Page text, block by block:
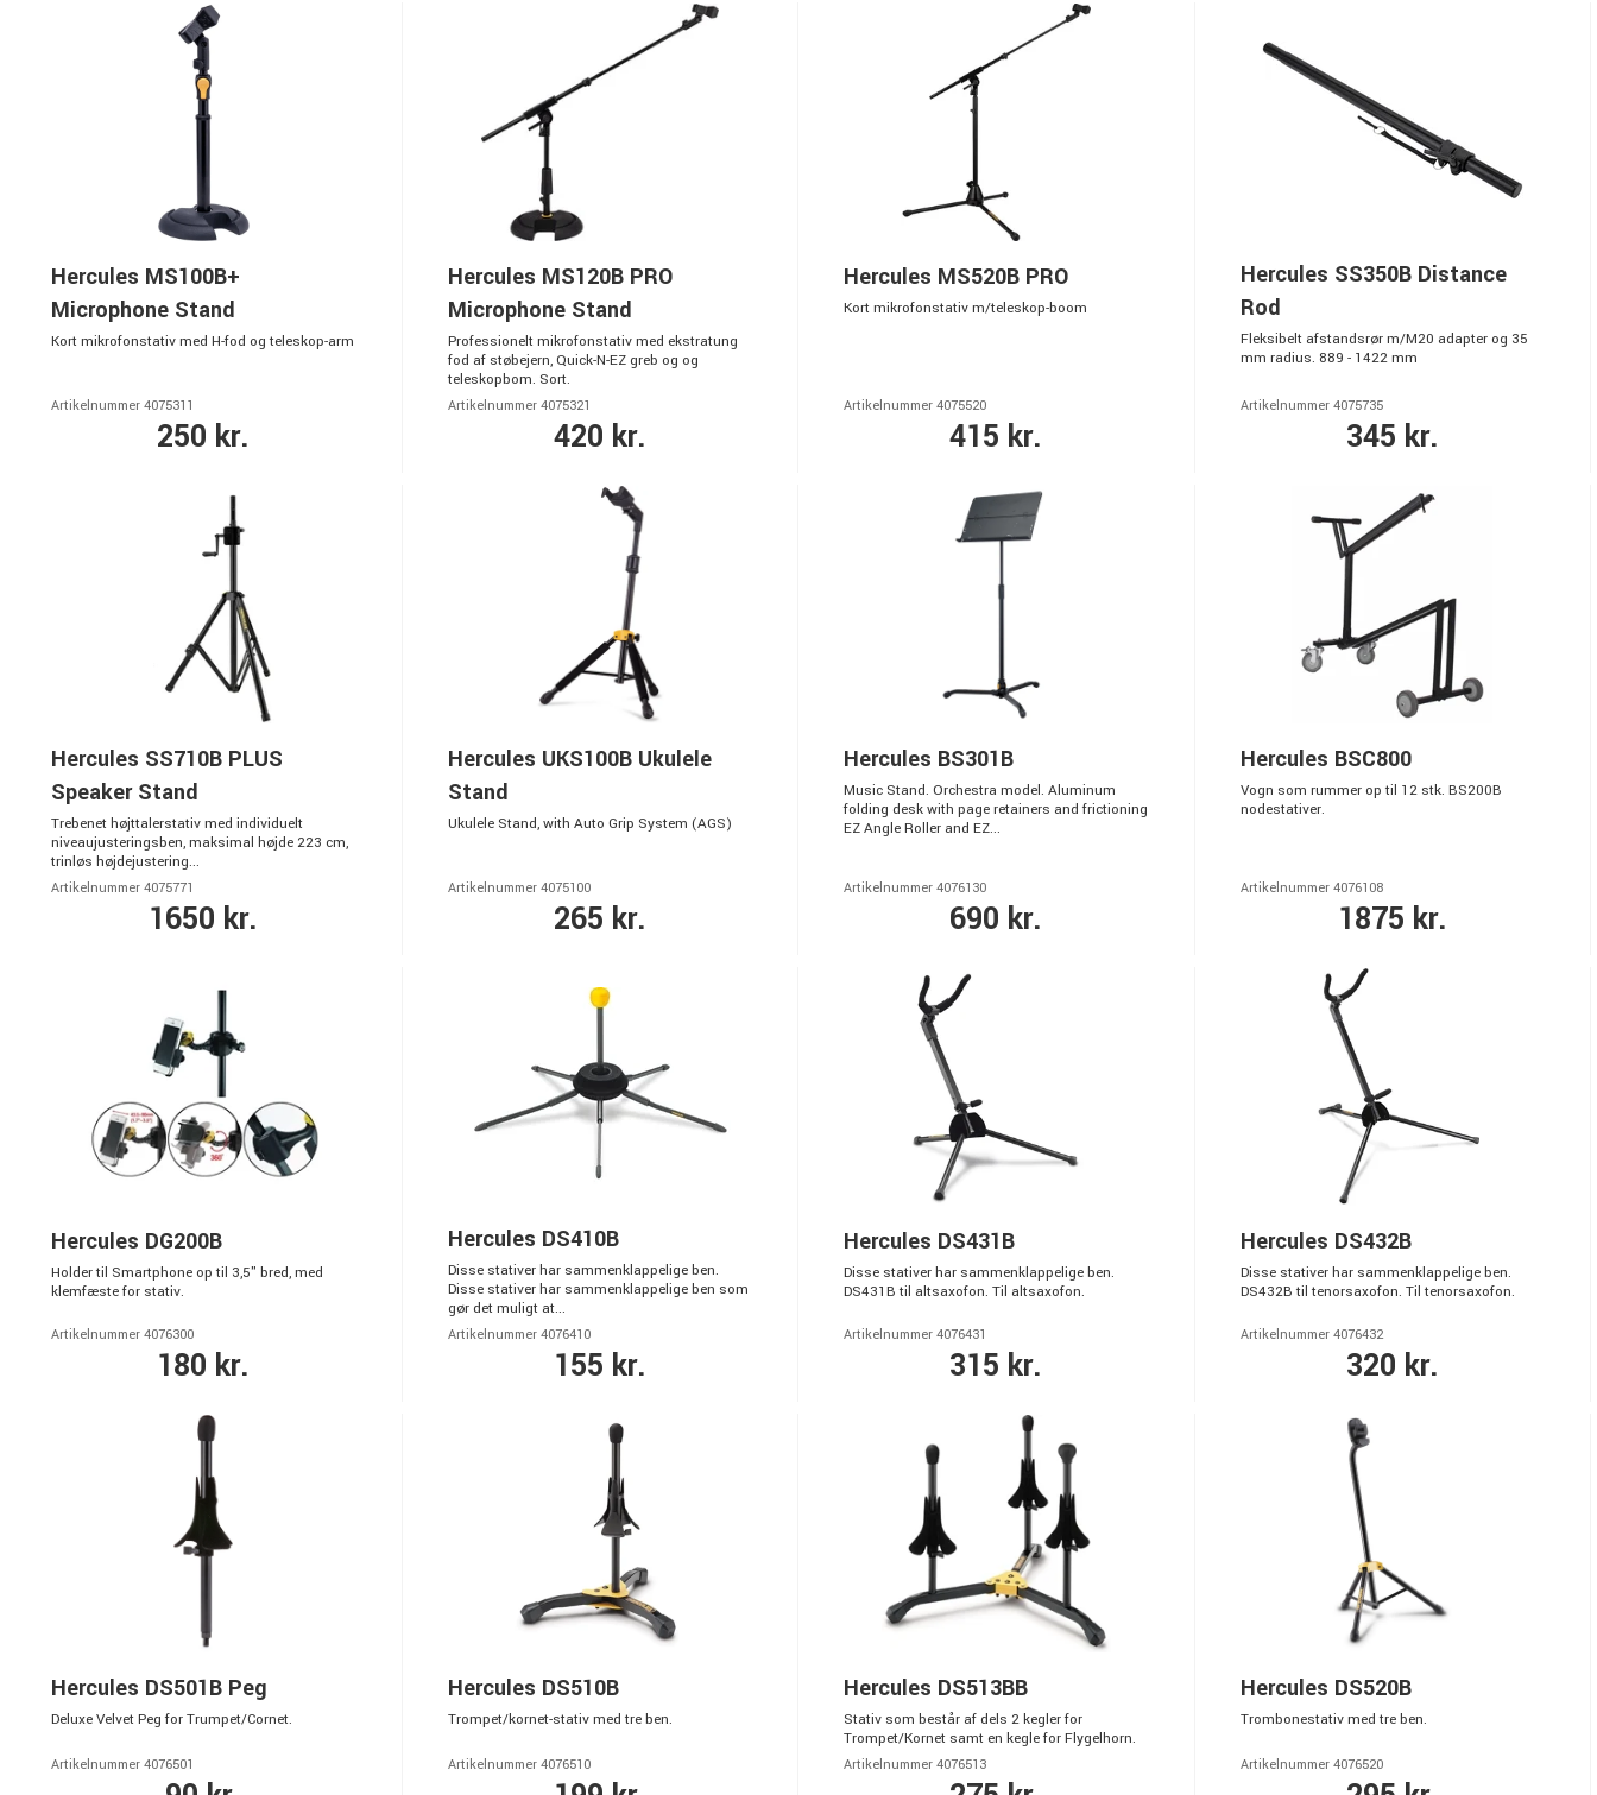
Hercules MS100B+
Microphone Stand
Kort mikrofonstativ med H-fod og teleskop-arm
Artikelnummer 4075311
250 kr.
Hercules MS120B PRO
Microphone Stand
Professionelt mikrofonstativ med ekstratung
fod af støbejern, Quick-N-EZ greb og og
teleskopbom. Sort.
Artikelnummer 4075321
420 kr.
Hercules MS520B PRO
Kort mikrofonstativ m/teleskop-boom
Artikelnummer 4075520
415 kr.
Hercules SS350B Distance
Rod
Fleksibelt afstandsrør m/M20 adapter og 35
mm radius. 889 - 1422 mm
Artikelnummer 4075735
345 kr.
Hercules SS710B PLUS
Speaker Stand
Trebenet højttalerstativ med individuelt
niveaujusteringsben, maksimal højde 223 cm,
trinløs højdejustering...
Artikelnummer 4075771
1650 kr.
Hercules UKS100B Ukulele
Stand
Ukulele Stand, with Auto Grip System (AGS)
Artikelnummer 4075100
265 kr.
Hercules BS301B
Music Stand. Orchestra model. Aluminum
folding desk with page retainers and frictioning
EZ Angle Roller and EZ...
Artikelnummer 4076130
690 kr.
Hercules BSC800
Vogn som rummer op til 12 stk. BS200B
nodestativer.
Artikelnummer 4076108
1875 kr.
Hercules DG200B
Holder til Smartphone op til 3,5" bred, med
klemfæste for stativ.
Artikelnummer 4076300
180 kr.
Hercules DS410B
Disse stativer har sammenklappelige ben.
Disse stativer har sammenklappelige ben som
gør det muligt at...
Artikelnummer 4076410
155 kr.
Hercules DS431B
Disse stativer har sammenklappelige ben.
DS431B til altsaxofon. Til altsaxofon.
Artikelnummer 4076431
315 kr.
Hercules DS432B
Disse stativer har sammenklappelige ben.
DS432B til tenorsaxofon. Til tenorsaxofon.
Artikelnummer 4076432
320 kr.
Hercules DS501B Peg
Deluxe Velvet Peg for Trumpet/Cornet.
Artikelnummer 4076501
Hercules DS510B
Trompet/kornet-stativ med tre ben.
Artikelnummer 4076510
Hercules DS513BB
Stativ som består af dels 2 kegler for
Trompet/Kornet samt en kegle for Flygelhorn.
Artikelnummer 4076513
Hercules DS520B
Trombonestativ med tre ben.
Artikelnummer 4076520